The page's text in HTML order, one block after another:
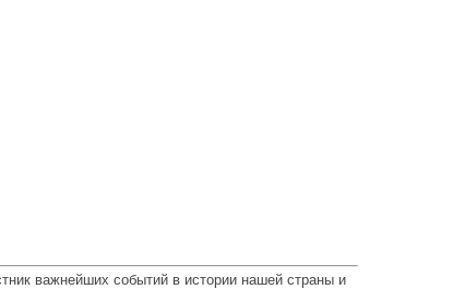
важнейших событий в истории нашей страны и